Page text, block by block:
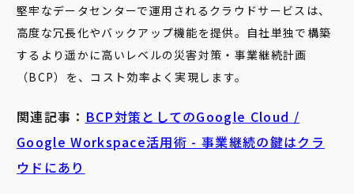
堅牢なデータセンターで運用されるクラウドサービスは、
高度な冗長化やバックアップ機能を提供。自社単独で構築
するより遥かに高いレベルの災害対策・事業継続計画
（BCP）を、コスト効率よく実現します。
関連記事： BCP対策としてのGoogle Cloud /
Google Workspace活用術 - 事業継続の鍵はクラ
ウドにあり